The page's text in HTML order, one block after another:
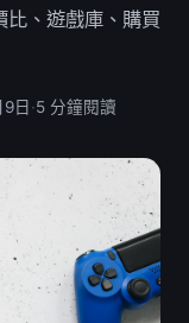
比、遊戲庫、購買
日 ·5 分鐘閱讀